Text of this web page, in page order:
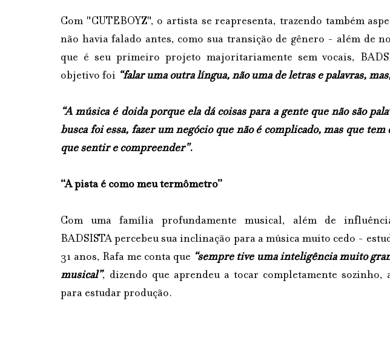
Com "CUTEBOYZ", o artista se reapresenta, trazendo também
não havia falado antes, como sua transição de gênero - além de
que é seu primeiro projeto majoritariamente sem vocais,
objetivo foi “falar uma outra língua, não uma de letras e palavras,
“A música é doida porque ela dá coisas para a gente que não são
busca foi essa, fazer um negócio que não é complicado, mas que tem
que sentir e compreender".
“A pista é como meu termômetro”
Com uma família profundamente musical, além de
BADSISTA percebeu sua inclinação para a música muito cedo -
31 anos, Rafa me conta que “sempre tive uma inteligência muito
musical”, dizendo que aprendeu a tocar completamente sozinho,
para estudar produção.